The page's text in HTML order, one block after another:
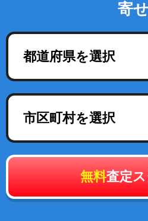
寄せ
都道府県を選択
市区町村を選択
無料査定